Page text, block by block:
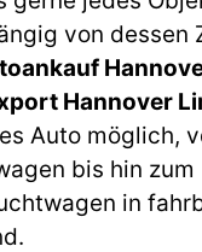
von dessen
Hannover
Auto möglich,
bis hin zum
in